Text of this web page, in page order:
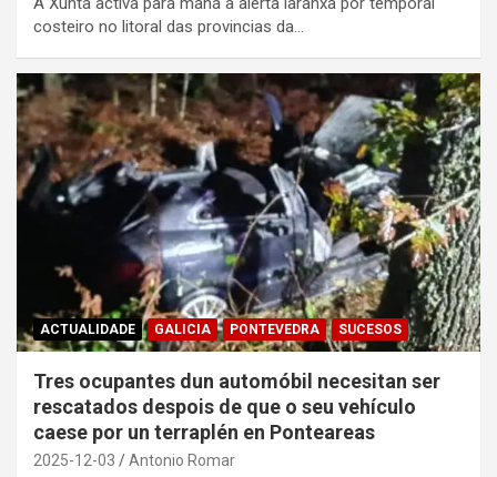
costeiro no litoral das provincias da…
ACTUALIDADE GALICIA PONTEVEDRA SUCESOS
Tres ocupantes dun automóbil necesitan ser
rescatados despois de que o seu vehículo
caese por un terraplén en Ponteareas
2025-12-03 Antonio Romar